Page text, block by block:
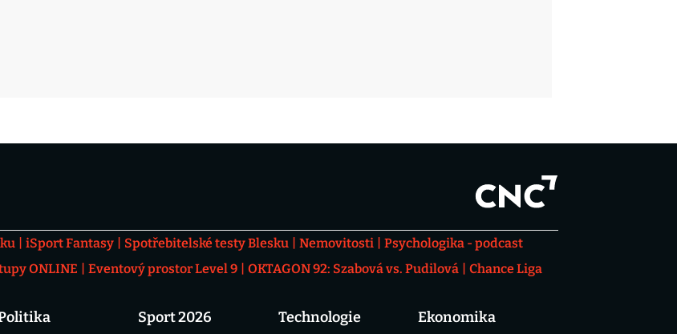
iSport Fantasy Spotřebitelské testy Blesku Nemovitosti
Psychologika - podcast
ONLINE Eventový prostor Level 9 OKTAGON 92: Szabová vs. Pudilová
Chance Liga
Sport 2026 Technologie Ekonomika